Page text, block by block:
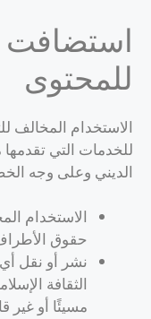
استضافت
للمحتوى
الاستخدام المخالف
للخدمات التي
الديني وعلى وجه
الاستخدام
حقوق الأطراف
نشر أو نقل
الثقافة
مسيئًا أو غير